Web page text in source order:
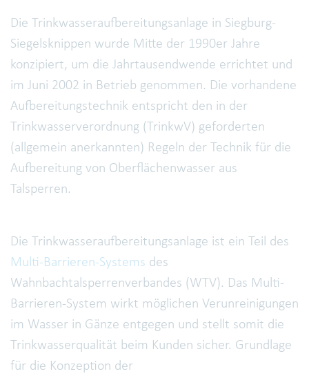
Die Trinkwasseraufbereitungsanlage in Siegburg-
Siegelsknippen wurde Mitte der 1990er Jahre
konzipiert, um die Jahrtausendwende errichtet und
im Juni 2002 in Betrieb genommen. Die vorhandene
Aufbereitungstechnik entspricht den in der
Trinkwasserverordnung (TrinkwV) geforderten
(allgemein anerkannten) Regeln der Technik für die
Aufbereitung von Oberflächenwasser aus
Talsperren.
Die Trinkwasseraufbereitungsanlage ist ein Teil des
Multi-Barrieren-Systems des
Wahnbachtalsperrenverbandes (WTV). Das Multi-
Barrieren-System wirkt möglichen Verunreinigungen
im Wasser in Gänze entgegen und stellt somit die
Trinkwasserqualität beim Kunden sicher. Grundlage
für die Konzeption der